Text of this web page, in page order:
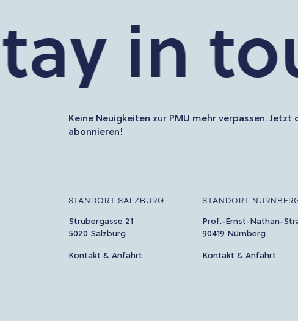
in
Keine Neuigkeiten zur PMU mehr verpassen. Jetzt
abonnieren!
STANDORT SALZBURG
Strubergasse 21
5020 Salzburg
Kontakt & Anfahrt
STANDORT
Prof.-Ernst-Nathan-
90419 Nürnberg
Kontakt & Anfahrt